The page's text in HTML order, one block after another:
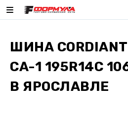
ШИНА
CA-1 195R14C
В ЯРОСЛАВЛЕ